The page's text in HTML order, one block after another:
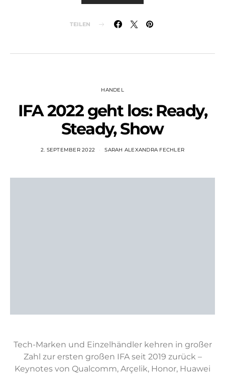
TEILEN
HANDEL
IFA 2022 geht los: Ready,
Steady, Show
2. SEPTEMBER 2022 SARAH ALEXANDRA FECHLER
Tech-Marken und Einzelhändler kehren in großer
Zahl zur ersten großen IFA seit 2019 zurück –
Keynotes von Qualcomm, Arçelik, Honor, Huawei